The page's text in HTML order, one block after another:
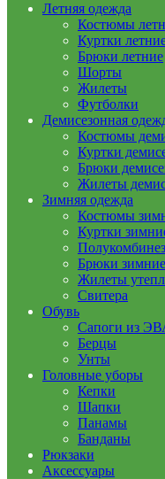
Летняя одежда
Костюмы
Куртки
Брюки летние
Шорты
Жилеты
Футболки
Демисезонная
Костюмы
Куртки
Брюки
Жилеты
Зимняя одежда
Костюмы
Куртки
Брюки зимние
Жилеты
Свитера
Обувь
Сапоги из
Берцы
Унты
Головные уборы
Кепки
Шапки
Панамы
Банданы
Рюкзаки
Аксессуары